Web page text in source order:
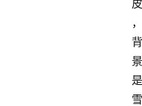
皮
，
背
景
是
雪